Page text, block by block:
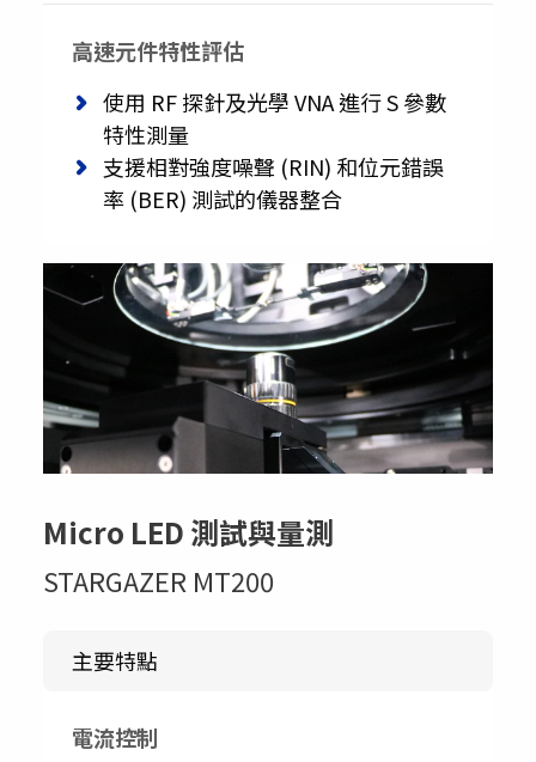
高速元件特性評估
使用 RF 探針及光學 VNA 進行 S 參數
特性測量
支援相對強度噪聲 (RIN) 和位元錯誤
率 (BER) 測試的儀器整合
Micro LED 測試與量測
STARGAZER MT200
主要特點
電流控制